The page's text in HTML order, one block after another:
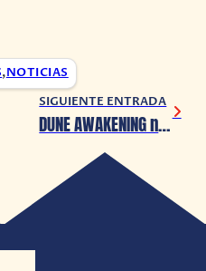
,NOTICIAS
SIGUIENTE ENTRADA
DUNE AWAKENING nos sumerge en la belleza brutal de Arrakis